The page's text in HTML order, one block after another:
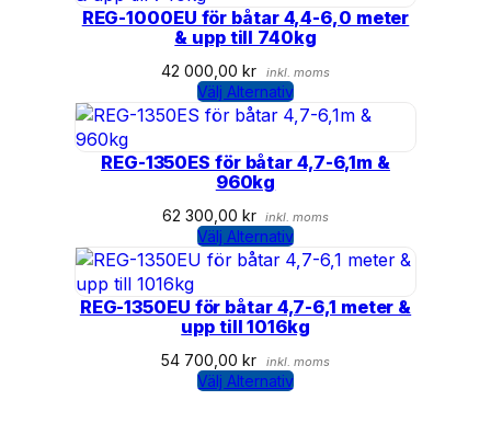
REG-1000EU för båtar 4,4-6,0 meter
& upp till 740kg
42 000,00kr inkl. moms
Välj Alternativ
REG-1350ES för båtar 4,7-6,1m &
960kg
62 300,00 kr inkl. moms
Välj Alternativ
REG-1350EU för båtar 4,7-6,1 meter &
upp till 1016kg
54 700,00kr inkl. moms
Välj Alternativ